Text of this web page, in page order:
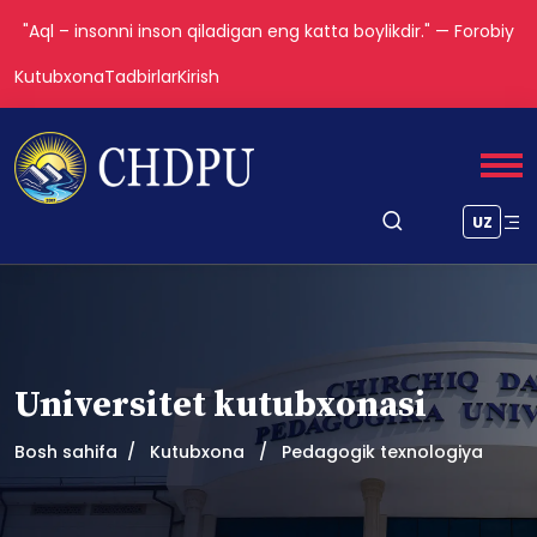
"Aql – insonni inson qiladigan eng katta boylikdir." — Forobiy
KutubxonaTadbirlarKirish
UZ
Universitet kutubxonasi
Bosh sahifa Kutubxona Pedagogik texnologiya